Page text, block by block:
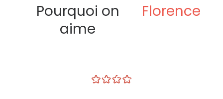
Pourquoi on
aime
Florence